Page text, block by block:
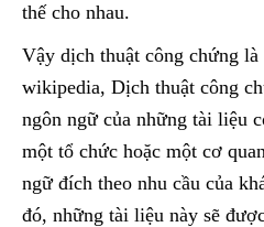
thế cho nhau.
Vậy dịch thuật công chứng
wikipedia, Dịch thuật công
ngôn ngữ của những tài liệu
một tổ chức hoặc một cơ
ngữ đích theo nhu cầu của
đó, những tài liệu này sẽ